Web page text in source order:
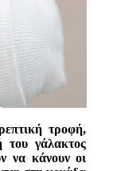
τροφή,
του γάλακτος
να κάνουν οι